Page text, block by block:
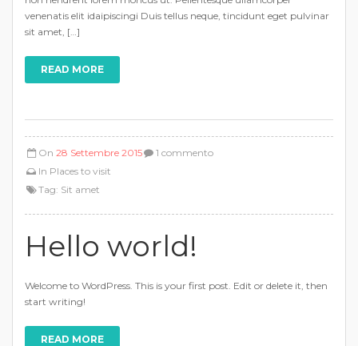
venenatis elit idaipiscingi Duis tellus neque, tincidunt eget pulvinar
sit amet, […]
READ MORE
On 28 Settembre 2015
In Places to visit
Tag: Sit amet
1 commento
Hello world!
Welcome to WordPress. This is your first post. Edit or delete it, then
start writing!
READ MORE